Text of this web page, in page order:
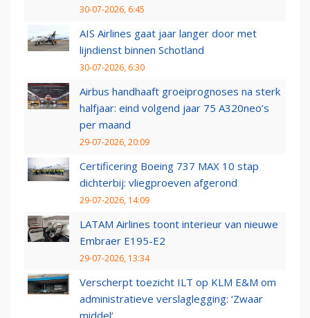
30-07-2026, 6:45
AIS Airlines gaat jaar langer door met
lijndienst binnen Schotland
30-07-2026, 6:30
Airbus handhaaft groeiprognoses na sterk
halfjaar: eind volgend jaar 75 A320neo’s
per maand
29-07-2026, 20:09
Certificering Boeing 737 MAX 10 stap
dichterbij: vliegproeven afgerond
29-07-2026, 14:09
LATAM Airlines toont interieur van nieuwe
Embraer E195-E2
29-07-2026, 13:34
Verscherpt toezicht ILT op KLM E&M om
administratieve verslaglegging: ‘Zwaar